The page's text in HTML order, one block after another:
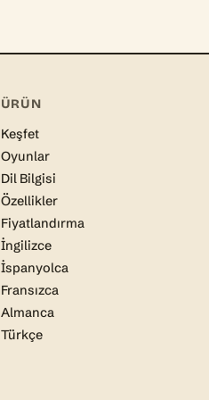
ÜRÜN
Keşfet
Oyunlar
Dil Bilgisi
Özellikler
Fiyatlandırma
İngilizce
İspanyolca
Fransızca
Almanca
Türkçe